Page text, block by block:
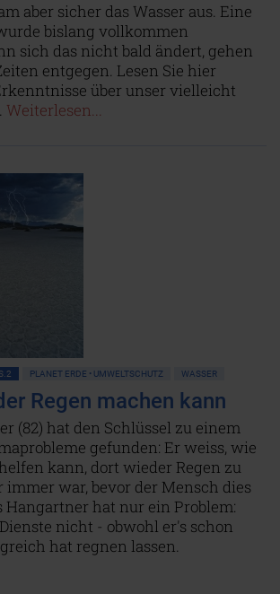
aber sicher das Wasser aus. Eine
bislang vollkommen
sich das nicht bald ändert, gehen
entgegen. Lesen Sie hier
über unser vielleicht
Weiterlesen...
PLANET ERDE • UMWELTSCHUTZ WASSER
Regen machen kann
(82) hat den Schlüssel zu einem
gefunden: Er weiss, wie
kann, dort wieder Regen zu
immer war, bevor der Mensch dies
Hangartner hat nur ein Problem:
nicht - obwohl er's schon
hat regnen lassen.